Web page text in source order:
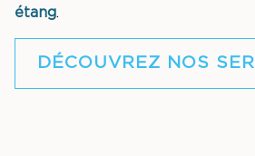
étang.
DÉCOUVREZ NOS